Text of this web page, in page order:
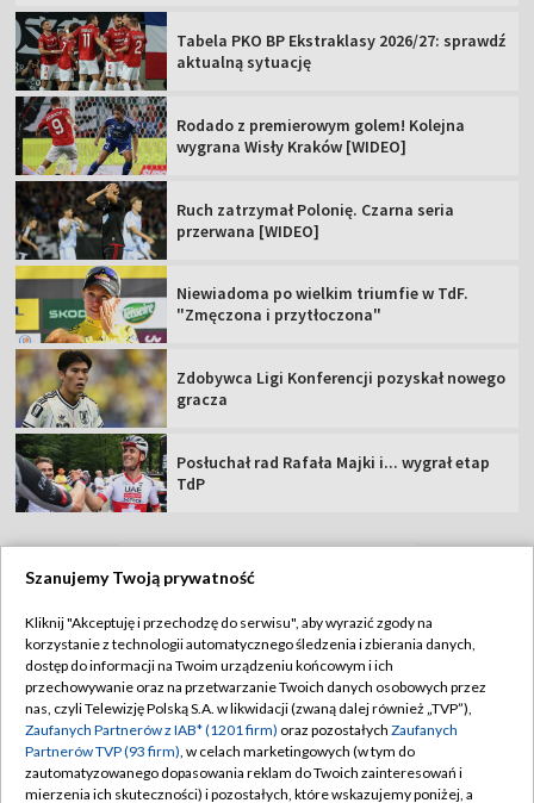
Tabela PKO BP Ekstraklasy 2026/27: sprawdź
aktualną sytuację
Rodado z premierowym golem! Kolejna
wygrana Wisły Kraków [WIDEO]
Ruch zatrzymał Polonię. Czarna seria
przerwana [WIDEO]
Niewiadoma po wielkim triumfie w TdF.
"Zmęczona i przytłoczona"
Zdobywca Ligi Konferencji pozyskał nowego
gracza
Posłuchał rad Rafała Majki i... wygrał etap
TdP
Abonament TVP
Sklep TVP
Biuro Reklamy
Oferta Handlowa
Regulamin TVP
Polityka prywatności
Moje zgody
Biuro reklamy
Szanujemy Twoją prywatność
Kliknij "Akceptuję i przechodzę do serwisu", aby wyrazić zgody na
korzystanie z technologii automatycznego śledzenia i zbierania danych,
dostęp do informacji na Twoim urządzeniu końcowym i ich
przechowywanie oraz na przetwarzanie Twoich danych osobowych przez
nas, czyli Telewizję Polską S.A. w likwidacji (zwaną dalej również „TVP”),
Zaufanych Partnerów z IAB* (1201 firm) oraz pozostałych Zaufanych
Partnerów TVP (93 firm), w celach marketingowych (w tym do
zautomatyzowanego dopasowania reklam do Twoich zainteresowań i
mierzenia ich skuteczności) i pozostałych, które wskazujemy poniżej, a